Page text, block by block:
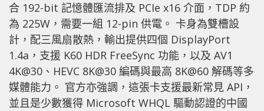
合 192-bit 記憶體匯流排及 PCIe x16 介面，TDP 約
為 225W，需要一組 12-pin 供電。 卡身為雙槽設
計，配三風扇散熱，輸出提供四個 DisplayPort
1.4a，支援 K60 HDR FreeSync 功能，以及 AV1
4K@30、HEVC 8K@30 編碼與最高 8K@60 解碼等多
媒體能力。 官方亦強調，這張卡支援最新常見 API，
並且是少數獲得 Microsoft WHQL 驅動認證的中國